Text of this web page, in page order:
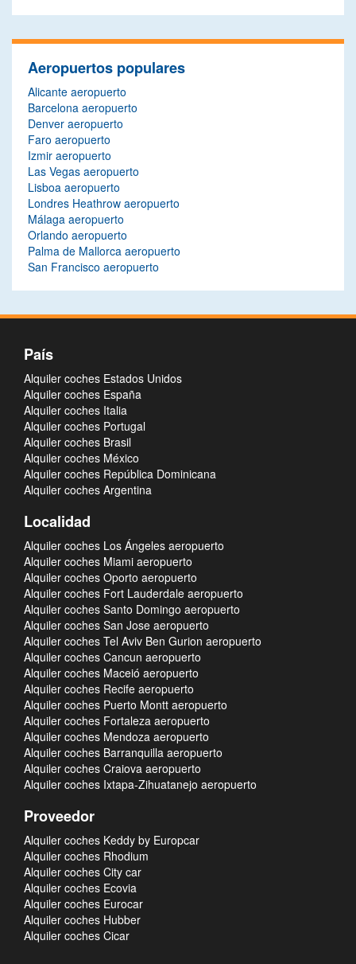
Aeropuertos populares
Alicante aeropuerto
Barcelona aeropuerto
Denver aeropuerto
Faro aeropuerto
Izmir aeropuerto
Las Vegas aeropuerto
Lisboa aeropuerto
Londres Heathrow aeropuerto
Málaga aeropuerto
Orlando aeropuerto
Palma de Mallorca aeropuerto
San Francisco aeropuerto
País
Alquiler coches Estados Unidos
Alquiler coches España
Alquiler coches Italia
Alquiler coches Portugal
Alquiler coches Brasil
Alquiler coches México
Alquiler coches República Dominicana
Alquiler coches Argentina
Localidad
Alquiler coches Los Ángeles aeropuerto
Alquiler coches Miami aeropuerto
Alquiler coches Oporto aeropuerto
Alquiler coches Fort Lauderdale aeropuerto
Alquiler coches Santo Domingo aeropuerto
Alquiler coches San Jose aeropuerto
Alquiler coches Tel Aviv Ben Gurion aeropuerto
Alquiler coches Cancun aeropuerto
Alquiler coches Maceió aeropuerto
Alquiler coches Recife aeropuerto
Alquiler coches Puerto Montt aeropuerto
Alquiler coches Fortaleza aeropuerto
Alquiler coches Mendoza aeropuerto
Alquiler coches Barranquilla aeropuerto
Alquiler coches Craiova aeropuerto
Alquiler coches Ixtapa-Zihuatanejo aeropuerto
Proveedor
Alquiler coches Keddy by Europcar
Alquiler coches Rhodium
Alquiler coches City car
Alquiler coches Ecovia
Alquiler coches Eurocar
Alquiler coches Hubber
Alquiler coches Cicar